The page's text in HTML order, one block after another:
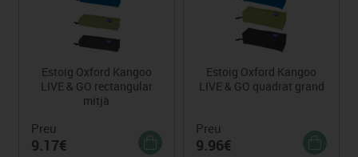
Estoig Oxford Kangoo
LIVE & GO rectangular
mitjà
Preu
9.17€
Estoig Oxford Kangoo
LIVE & GO quadrat grand
Preu
9.96€